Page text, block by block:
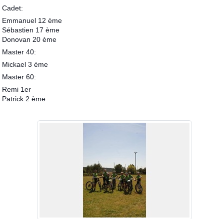
Cadet:
Emmanuel 12 ème
Sébastien 17 ème
Donovan 20 ème
Master 40:
Mickael 3 ème
Master 60:
Remi 1er
Patrick 2 ème